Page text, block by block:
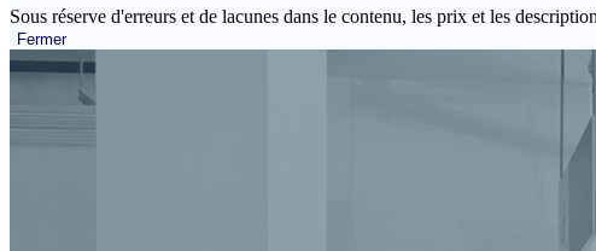
Sous réserve d'erreurs et de lacunes dans le contenu, les prix et les
Fermer